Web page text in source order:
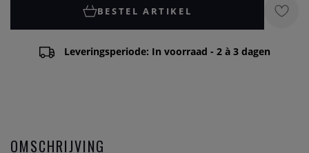
BESTEL ARTIKEL
Leveringsperiode: In voorraad - 2 à 3 dagen
OMSCHRIJVING